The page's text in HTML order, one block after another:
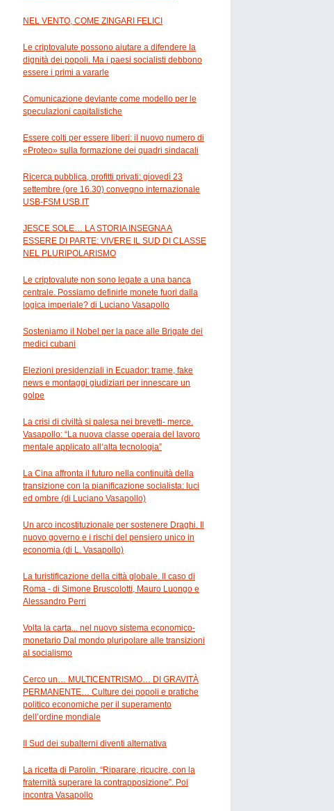
NEL VENTO, COME ZINGARI FELICI
Le criptovalute possono aiutare a difendere la
dignità dei popoli. Ma i paesi socialisti debbono
essere i primi a vararle
Comunicazione deviante come modello per le
speculazioni capitalistiche
Essere colti per essere liberi: il nuovo numero di
«Proteo» sulla formazione dei quadri sindacali
Ricerca pubblica, profitti privati: giovedì 23
settembre (ore 16.30) convegno internazionale
USB-FSM USB.IT
JESCE SOLE… LA STORIA INSEGNA A
ESSERE DI PARTE: VIVERE IL SUD DI CLASSE
NEL PLURIPOLARISMO
Le criptovalute non sono legate a una banca
centrale. Possiamo definirle monete fuori dalla
logica imperiale? di Luciano Vasapollo
Sosteniamo il Nobel per la pace alle Brigate dei
medici cubani
Elezioni presidenziali in Ecuador: trame, fake
news e montaggi giudiziari per innescare un
golpe
La crisi di civiltà si palesa nei brevetti- merce.
Vasapollo: “La nuova classe operaia del lavoro
mentale applicato all‘alta tecnologia”
La Cina affronta il futuro nella continuità della
transizione con la pianificazione socialista: luci
ed ombre (di Luciano Vasapollo)
Un arco incostituzionale per sostenere Draghi. Il
nuovo governo e i rischi del pensiero unico in
economia (di L. Vasapollo)
La turistificazione della città globale. Il caso di
Roma - di Simone Bruscolotti, Mauro Luongo e
Alessandro Perri
Volta la carta... nel nuovo sistema economico-
monetario Dal mondo pluripolare alle transizioni
al socialismo
Cerco un… MULTICENTRISMO… DI GRAVITÀ
PERMANENTE… Culture dei popoli e pratiche
politico economiche per il superamento
dell’ordine mondiale
Il Sud dei subalterni diventi alternativa
La ricetta di Parolin. “Riparare, ricucire, con la
fraternità superare la contrapposizione”. Poi
incontra Vasapollo